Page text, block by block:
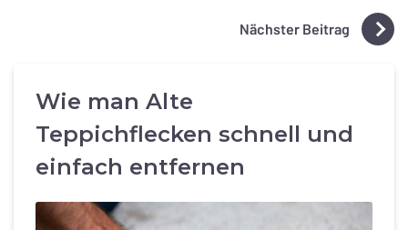
konzentrieren, während ihre Böden mühelos
Nächster Beitrag
Wie man Alte
Teppichflecken schnell und
einfach entfernen